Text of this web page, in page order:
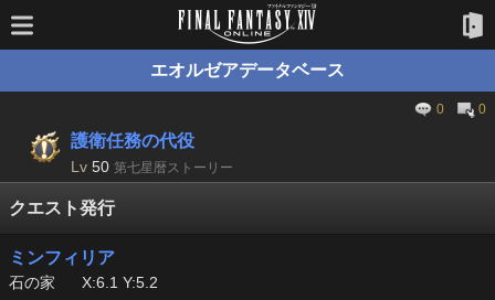
エオルゼアデータベース
0 0
護衛任務の代役
Lv 50 第七星暦ストーリー
クエスト発行
ミンフィリア
石の家 X:6.1 Y:5.2